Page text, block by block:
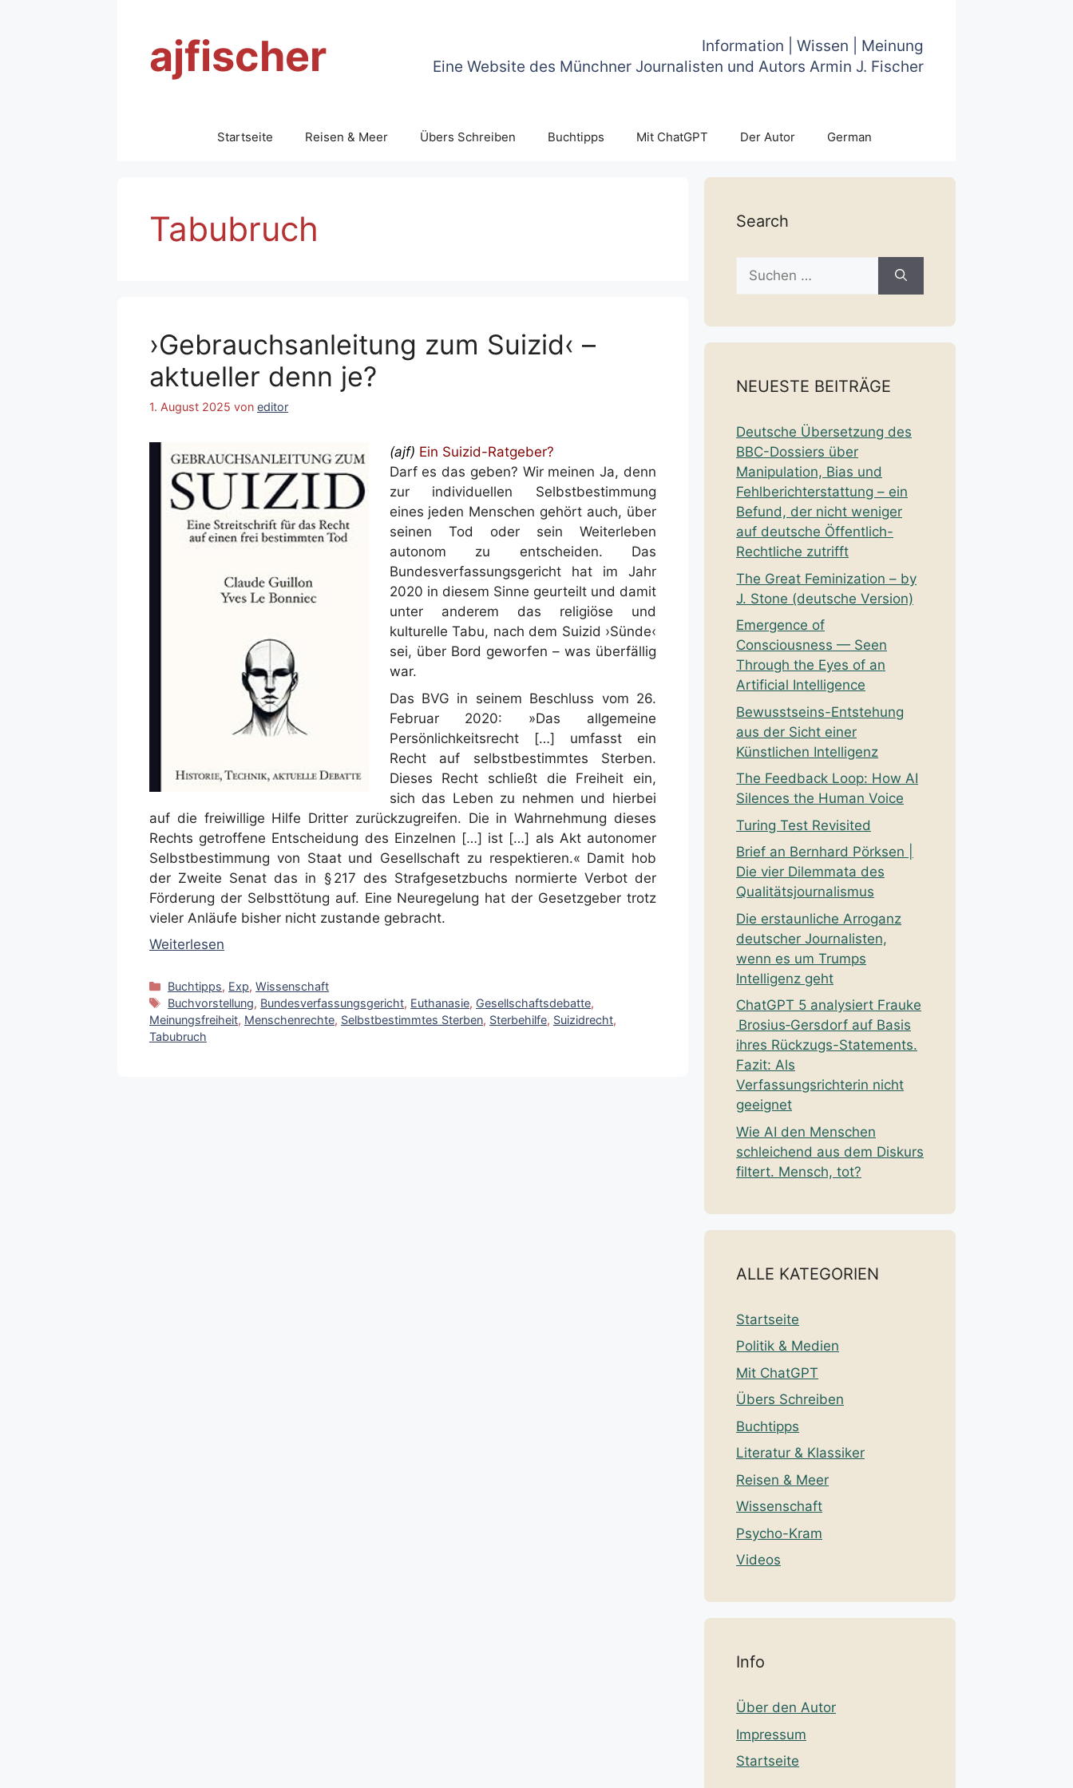
ajfischer
Information | Wissen | Meinung
Eine Website des Münchner Journalisten und Autors Armin J. Fischer
Startseite Reisen & Meer Übers Schreiben Buchtipps Mit ChatGPT Der Autor German
Tabubruch
›Gebrauchsanleitung zum Suizid‹ –
aktueller denn je?
1. August 2025 von editor
(ajf) Ein Suizid-Ratgeber?
Darf es das geben? Wir meinen Ja, denn
zur individuellen Selbstbestimmung
eines jeden Menschen gehört auch, über
seinen Tod oder sein Weiterleben
autonom zu entscheiden. Das
Bundesverfassungsgericht hat im Jahr
2020 in diesem Sinne geurteilt und damit
unter anderem das religiöse und
kulturelle Tabu, nach dem Suizid ›Sünde‹
sei, über Bord geworfen – was überfällig
war.
Das BVG in seinem Beschluss vom 26.
Februar 2020: »Das allgemeine
Persönlichkeitsrecht […] umfasst ein
Recht auf selbstbestimmtes Sterben.
Dieses Recht schließt die Freiheit ein,
sich das Leben zu nehmen und hierbei
auf die freiwillige Hilfe Dritter zurückzugreifen. Die in Wahrnehmung dieses
Rechts getroffene Entscheidung des Einzelnen […] ist […] als Akt autonomer
Selbstbestimmung von Staat und Gesellschaft zu respektieren.« Damit hob
der Zweite Senat das in § 217 des Strafgesetzbuchs normierte Verbot der
Förderung der Selbsttötung auf. Eine Neuregelung hat der Gesetzgeber trotz
vieler Anläufe bisher nicht zustande gebracht.
Weiterlesen
Kategorien
Buchtipps, Exp,Wissenschaft
Schlagwörter
Buchvorstellung, Bundesverfassungsgericht, Euthanasie, Gesellschaftsdebatte,
Meinungsfreiheit, Menschenrechte, Selbstbestimmtes Sterben, Sterbehilfe, Suizidrecht,
Tabubruch
Search
Suche
nach:
NEUESTE BEITRÄGE
Deutsche Übersetzung des
BBC-Dossiers über
Manipulation, Bias und
Fehlberichterstattung – ein
Befund, der nicht weniger
auf deutsche Öffentlich-
Rechtliche zutrifft
The Great Feminization – by
J. Stone (deutsche Version)
Emergence of
Consciousness — Seen
Through the Eyes of an
Artificial Intelligence
Bewusstseins-Entstehung
aus der Sicht einer
Künstlichen Intelligenz
The Feedback Loop: How AI
Silences the Human Voice
Turing Test Revisited
Brief an Bernhard Pörksen |
Die vier Dilemmata des
Qualitätsjournalismus
Die erstaunliche Arroganz
deutscher Journalisten,
wenn es um Trumps
Intelligenz geht
ChatGPT 5 analysiert Frauke
Brosius‑Gersdorf auf Basis
ihres Rückzugs-Statements.
Fazit: Als
Verfassungsrichterin nicht
geeignet
Wie AI den Menschen
schleichend aus dem Diskurs
filtert. Mensch, tot?
ALLE KATEGORIEN
Startseite
Politik & Medien
Mit ChatGPT
Übers Schreiben
Buchtipps
Literatur & Klassiker
Reisen & Meer
Wissenschaft
Psycho-Kram
Videos
Info
Über den Autor
Impressum
Startseite